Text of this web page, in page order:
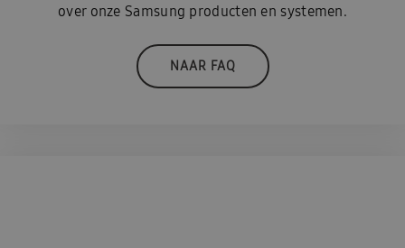
over onze Samsung producten en systemen.
NAAR FAQ